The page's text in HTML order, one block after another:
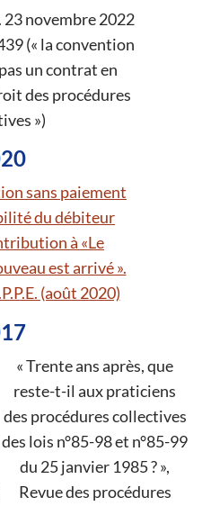
novembre 2022
(« la convention
un contrat en
des procédures
»)
sans paiement
du débiteur
à «Le
est arrivé ».
(août 2020)
« Trente ans après, que
reste-t-il aux praticiens
des procédures collectives
des lois n°85-98 et n°85-99
du 25 janvier 1985 ? »,
Revue des procédures